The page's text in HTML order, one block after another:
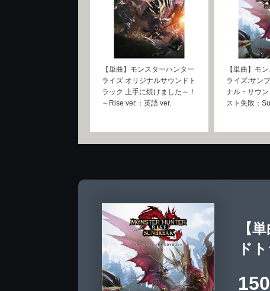
【単曲】モンスターハンター
ライズ オリジナルサウンドト
ラック 上手に焼けました～！
～Rise ver.：英語 ver.
【単曲】モ
ライズ:サン
ナル・サウ
スト失敗：
【
ド